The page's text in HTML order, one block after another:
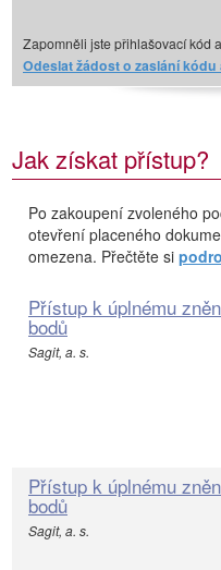
Zapomněli jste přihlašovací kód
Odeslat žádost o zaslání kódu
Jak získat přístup?
Po zakoupení zvoleného
otevření placeného
omezena. Přečtěte si
Přístup k úplnému
bodů
Sagit, a. s.
Přístup k úplnému
bodů
Sagit, a. s.